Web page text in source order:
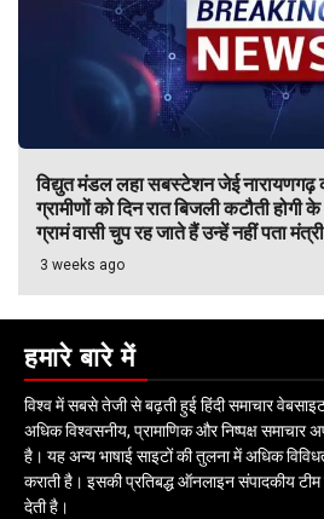
विद्युत मंडल लहा सबस्टेशन जेई नारायणगढ़
ग्रामीणों को दिन रात बिजली कटौती होगी
ग्रामं वासी चुप रह जाते हैं उन्हें नहीं पता
3 weeks ago
हमारे बारे में
विश्व में सबसे तेजी से बढ़ती हुई हिंदी समाचार
अधिक विश्वसनीय, प्रामाणिक और निष्पक्ष समाचार
है। यह अन्य भाषाई साइटों की तुलना में अधिक
कराती है। इसकी प्रतिबद्ध ऑनलाइन संपादकीय
देती है।